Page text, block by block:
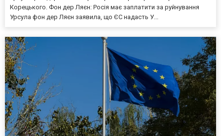
Корецького. Фон дер Ляєн: Росія має заплатити за руйнування
Урсула фон дер Ляєн заявила, що ЄС надасть У...